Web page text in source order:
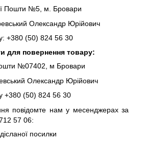
Пошти №5, м. Бровари
Олександр Юрійович
+380 (50) 824 56 30
для повернення товару:
№07402, м Бровари
Олександр Юрійович
+380 (50) 824 56 30
повідомте нам у месенджерах за
57 06:
посилки